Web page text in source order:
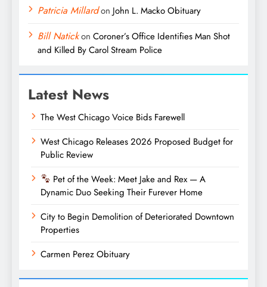
Patricia Millardon John L. Macko Obituary
Bill Natickon Coroner’s Office Identifies Man Shot
and Killed By Carol Stream Police
Latest News
The West Chicago Voice Bids Farewell
West Chicago Releases 2026 Proposed Budget for
Public Review
Pet of the Week: Meet Jake and Rex — A
Dynamic Duo Seeking Their Furever Home
City to Begin Demolition of Deteriorated Downtown
Properties
Carmen Perez Obituary